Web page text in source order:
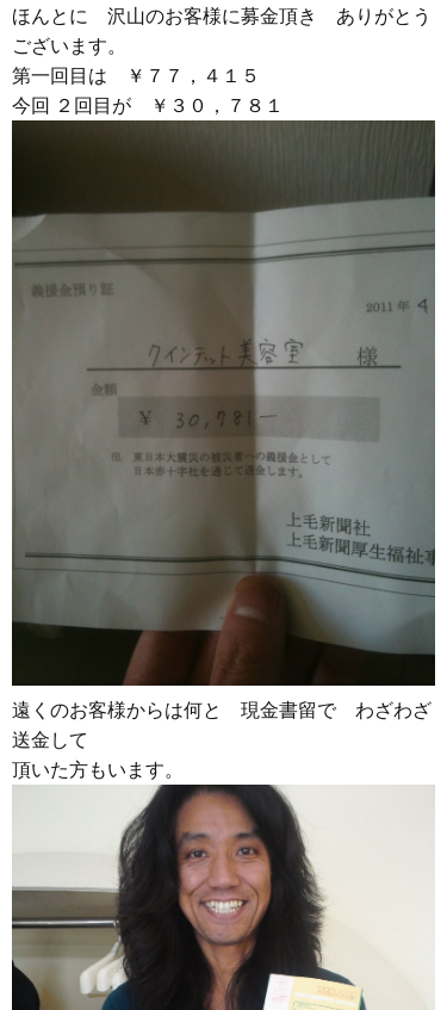
ほんとに 沢山のお客様に募金頂き ありがとう
ございます。
第一回目は ￥７７，４１５
今回 ２回目が ￥３０，７８１
遠くのお客様からは何と 現金書留で わざわざ
送金して
頂いた方もいます。